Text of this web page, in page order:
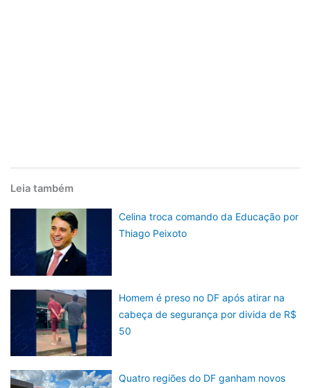
Leia também
Celina troca comando da Educação por
Thiago Peixoto
Homem é preso no DF após atirar na
cabeça de segurança por divida de R$
50
Quatro regiões do DF ganham novos